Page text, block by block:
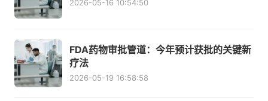
2026-05-16 10:54:50
FDA药物审批管道：今年预计获批的关键新
疗法
2026-05-19 16:58:58